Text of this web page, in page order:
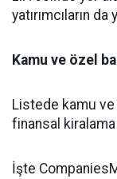
yatırımcıların
Kamu ve özel
Listede kamu ve
finansal kiralama
İşte